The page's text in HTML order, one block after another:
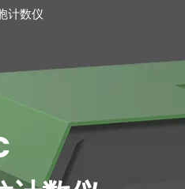
计数仪